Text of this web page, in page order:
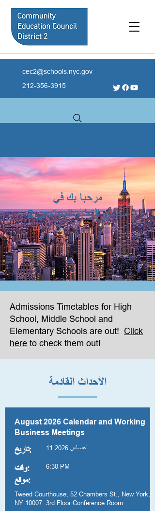
cec2@schools.nyc.gov
212-356-3915
مرحبا بك في
مجلس التعليم المجتمعي 2
Admissions Timetables for High
School, Middle School and
Elementary Schools are out! Click
here to check them out!
الأحداث القادمة
August 2026 Calendar and Working
Business Meetings
تاريخ: 11 أغسطس 2026
وقت: 6:30 PM
موقع:
Tweed Courthouse, 52 Chambers St., New York,
NY 10007. 3rd Floor Conference Room